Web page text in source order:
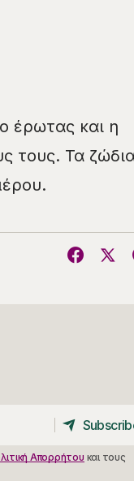
έρωτας και η
τους. Τα
Απορρήτου και τους